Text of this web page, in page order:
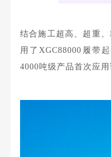
结合施工超高、超重
用了 XGC88000履带
4000吨级产品首次应用